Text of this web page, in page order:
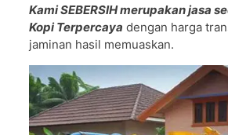
Kami SEBERSIH merupakan jasa
Kopi Terpercaya dengan harga
jaminan hasil memuaskan.